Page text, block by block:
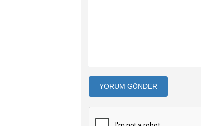
YORUM GÖNDER